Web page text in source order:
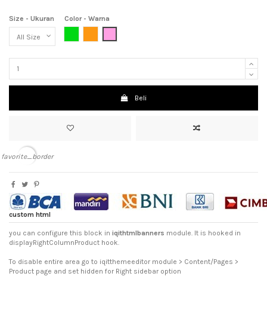
Size - Ukuran
Color - Warna
Beli
favorite_border
custom html
you can configure this block in iqithtmlbanners module. It is hooked in
displayRightColumnProduct hook.
To disable entire area go to iqitthemeeditor module > Content/Pages >
Product page and set hidden for Right sidebar option